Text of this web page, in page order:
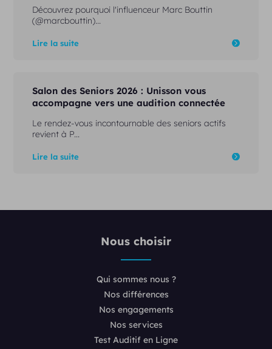
Découvrez pourquoi l'influenceur Marc Bouttin
(@marcbouttin)...
Lire la suite
Salon des Seniors 2026 : Unisson vous
accompagne vers une audition connectée
Le rendez-vous incontournable des seniors actifs
revient à P...
Lire la suite
Nous choisir
Qui sommes nous ?
Nos différences
Nos engagements
Nos services
Test Auditif en Ligne